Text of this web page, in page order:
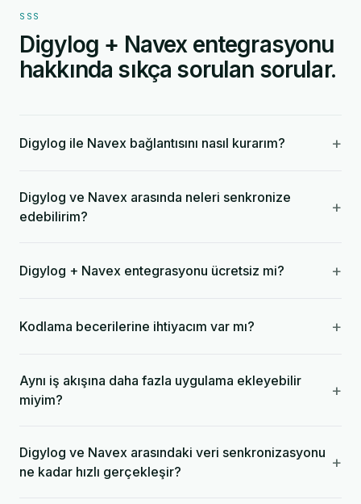
SSS
Digylog + Navex entegrasyonu
hakkında sıkça sorulan sorular.
Digylog ile Navex bağlantısını nasıl kurarım? +
Digylog ve Navex arasında neleri senkronize
edebilirim?
+
Digylog + Navex entegrasyonu ücretsiz mi? +
Kodlama becerilerine ihtiyacım var mı? +
Aynı iş akışına daha fazla uygulama ekleyebilir
miyim?
+
Digylog ve Navex arasındaki veri senkronizasyonu
ne kadar hızlı gerçekleşir?
+